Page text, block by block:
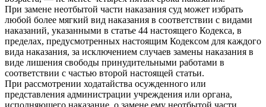
При замене неотбытой части наказания суд может избрать
любой более мягкий вид наказания в соответствии с видами
наказаний, указанными в статье 44 настоящего Кодекса, в
пределах, предусмотренных настоящим Кодексом для каждого
вида наказания, за исключением случаев замены наказания в
виде лишения свободы принудительными работами в
соответствии с частью второй настоящей статьи.
При рассмотрении ходатайства осужденного или
представления администрации учреждения или органа,
исполняющего наказание, о замене ему неотбытой части